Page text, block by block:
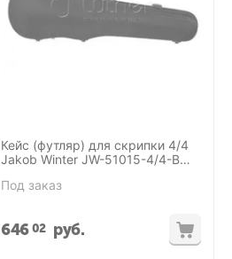
Кейс (футляр) для скрипки 4/4
Jakob Winter JW-51015-4/4-B
Под заказ
64602 руб.